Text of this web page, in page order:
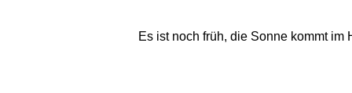
Es ist noch früh, die Sonne kommt